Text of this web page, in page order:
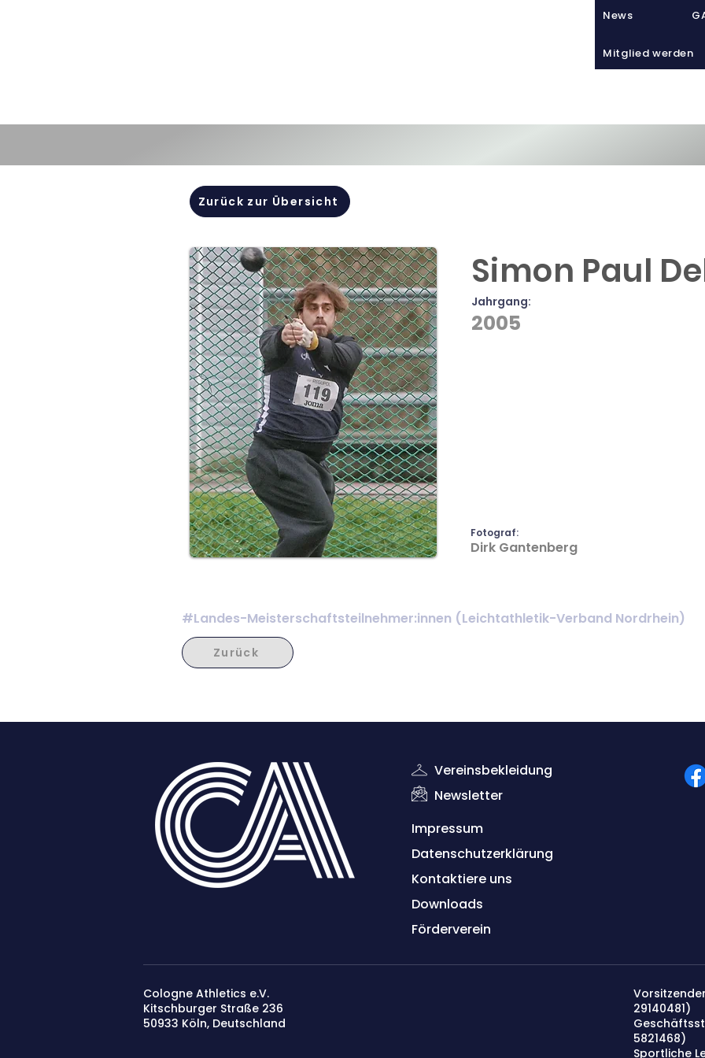
News
Mitglied werden
Zurück zur Übersicht
Simon Paul
Jahrgang:
2005
Fotograf:
Dirk Gantenberg
#Landes-Meisterschaftsteilnehmer:innen (Leichtathletik-Verband Nordrhein)
Zurück
Vereinsbekleidung
Newsletter
Impressum
Datenschutzerklärung
Kontaktiere uns
Downloads
Förderverein
Cologne Athletics e.V.
Kitschburger Straße 236
50933 Köln​, Deutschland
29140481)
5821468)
Sportliche